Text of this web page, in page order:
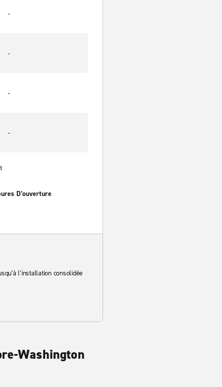
-
-
-
-
D’ouverture
l’installation consolidée
Washington